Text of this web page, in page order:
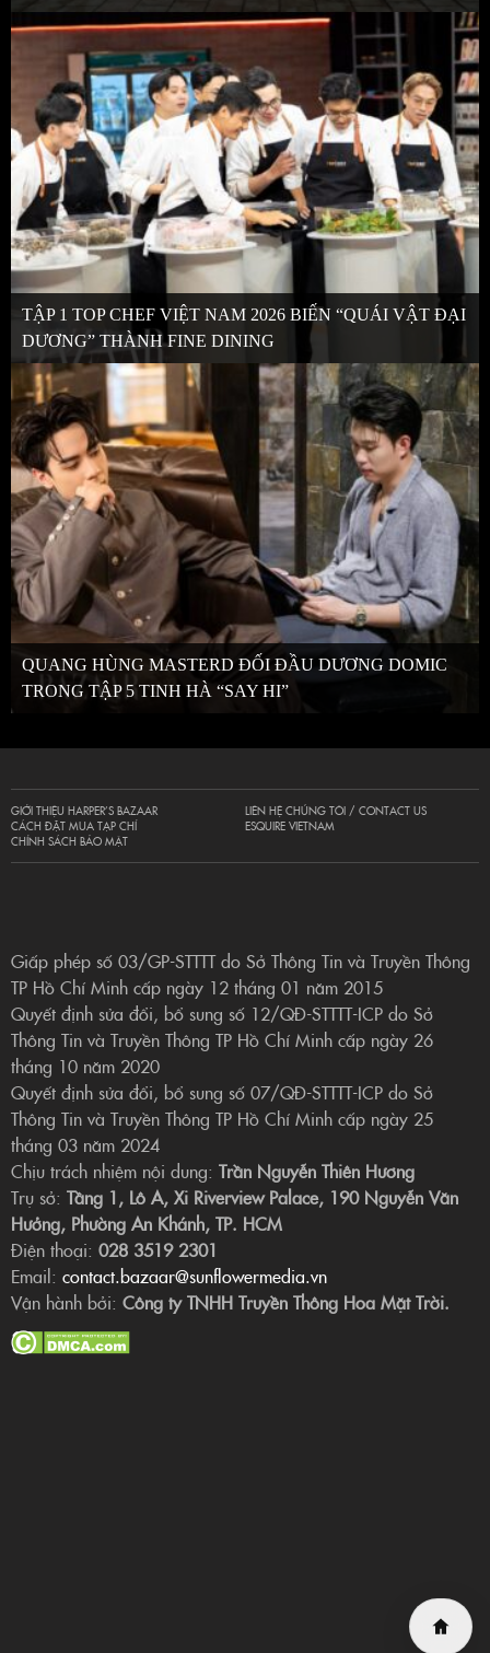
TẬP 1 TOP CHEF VIỆT NAM 2026 BIẾN “QUÁI VẬT ĐẠI
DƯƠNG” THÀNH FINE DINING
QUANG HÙNG MASTERD ĐỐI ĐẦU DƯƠNG DOMIC
TRONG TẬP 5 TINH HÀ “SAY HI”
GIỚI THIỆU HARPER’S BAZAAR
CÁCH ĐẶT MUA TẠP CHÍ
CHÍNH SÁCH BẢO MẬT
LIÊN HỆ CHÚNG TÔI / CONTACT US
ESQUIRE VIETNAM
Giấp phép số 03/GP-STTTT do Sở Thông Tin và Truyền Thông
TP Hồ Chí Minh cấp ngày 12 tháng 01 năm 2015
Quyết định sửa đổi, bổ sung số 12/QĐ-STTTT-ICP do Sở
Thông Tin và Truyền Thông TP Hồ Chí Minh cấp ngày 26
tháng 10 năm 2020
Quyết định sửa đổi, bổ sung số 07/QĐ-STTTT-ICP do Sở
Thông Tin và Truyền Thông TP Hồ Chí Minh cấp ngày 25
tháng 03 năm 2024
Chịu trách nhiệm nội dung: Trần Nguyễn Thiên Hương
Trụ sở: Tầng 1, Lô A, Xi Riverview Palace, 190 Nguyễn Văn
Hưởng, Phường An Khánh, TP. HCM
Điện thoại: 028 3519 2301
Email: contact.bazaar@sunflowermedia.vn
Vận hành bởi: Công ty TNHH Truyền Thông Hoa Mặt Trời.